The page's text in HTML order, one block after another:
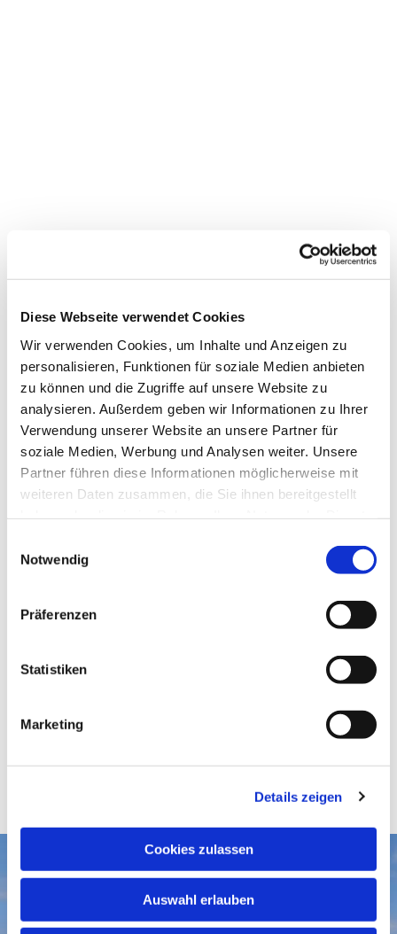
Diese Webseite verwendet Cookies
Wir verwenden Cookies, um Inhalte und Anzeigen zu
personalisieren, Funktionen für soziale Medien anbieten
zu können und die Zugriffe auf unsere Website zu
analysieren. Außerdem geben wir Informationen zu Ihrer
Verwendung unserer Website an unsere Partner für
soziale Medien, Werbung und Analysen weiter. Unsere
Partner führen diese Informationen möglicherweise mit
weiteren Daten zusammen, die Sie ihnen bereitgestellt
Notwendig
Präferenzen
Statistiken
Marketing
Details zeigen
Cookies zulassen
Auswahl erlauben
Dies könnte Sie auch interessieren
Aktuelles
Gottesdienste
Gemeindegruß-Archiv